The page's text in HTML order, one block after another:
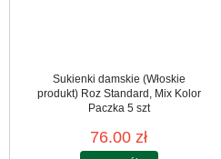
Sukienki damskie (Włoskie
produkt) Roz Standard, Mix Kolor
Paczka 5 szt
76.00 zł